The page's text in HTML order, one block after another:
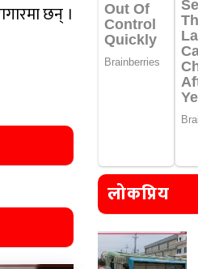
छन् ।
लोकप्रिय